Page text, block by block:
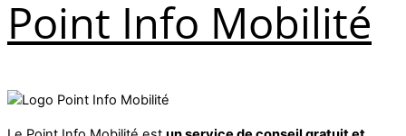
Point Info Mobilité